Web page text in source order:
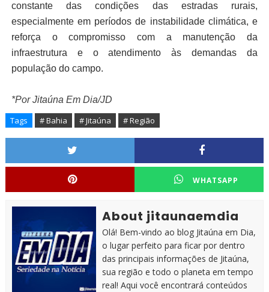
constante das condições das estradas rurais,
especialmente em períodos de instabilidade climática, e
reforça o compromisso com a manutenção da
infraestrutura e o atendimento às demandas da
população do campo.
*Por Jitaúna Em Dia/JD
Tags # Bahia # Jitaúna # Região
WHATSAPP
About jitaunaemdia
Olá! Bem-vindo ao blog Jitaúna em Dia,
o lugar perfeito para ficar por dentro
das principais informações de Jitaúna,
sua região e todo o planeta em tempo
real! Aqui você encontrará conteúdos